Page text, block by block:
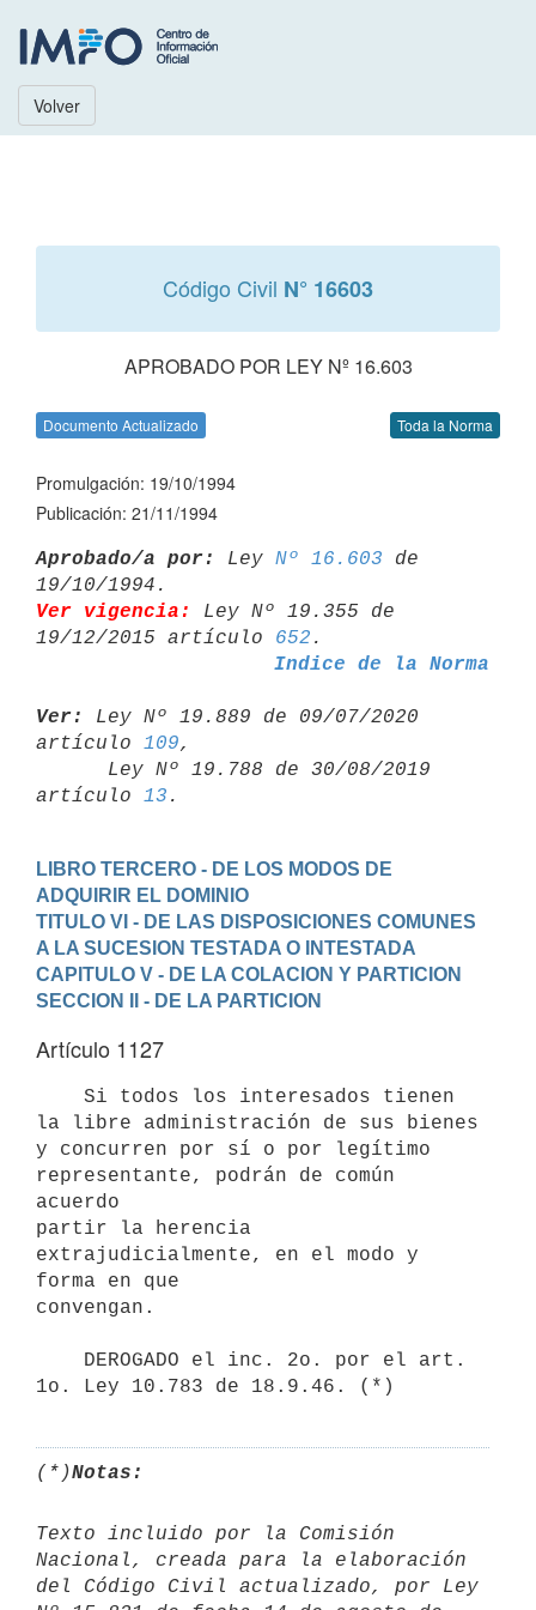
Volver
Código Civil N° 16603
APROBADO POR LEY Nº 16.603
Documento Actualizado Toda la Norma
Promulgación: 19/10/1994
Publicación: 21/11/1994
Aprobado/a por: Ley Nº 16.603 de
Ver vigencia:
Ley Nº 19.355 de
19/12/2015 artículo 652
Indice de la Norma
Ver:
Ley Nº 19.889 de 09/07/2020
artículo 109,
artículo 13
LIBRO TERCERO - DE LOS MODOS DE
ADQUIRIR EL DOMINIO
TITULO VI - DE LAS DISPOSICIONES COMUNES
A LA SUCESION TESTADA O INTESTADA
CAPITULO V - DE LA COLACION Y PARTICION
SECCION II - DE LA PARTICION
Artículo 1127
la libre administración de sus bienes
y concurren por sí o por legítimo
representante, podrán de común
acuerdo
partir la herencia
extrajudicialmente, en el modo y
forma en que
convengan.
(*)Notas:
Texto incluido por la Comisión
Nacional, creada para la elaboración
del Código Civil actualizado, por Ley